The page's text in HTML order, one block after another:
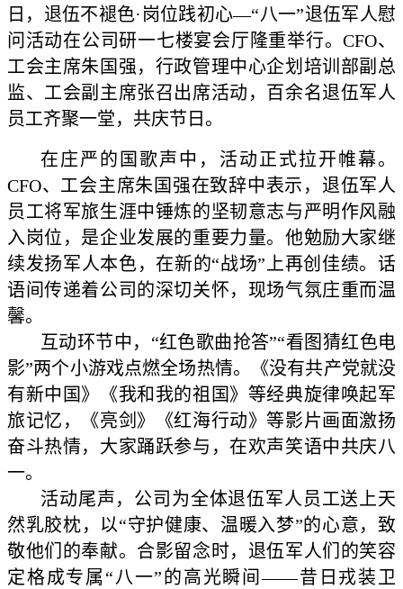
日，退伍不褪色·岗位践初心—“八一”退伍军人慰
问活动在公司研一七楼宴会厅隆重举行。CFO、
工会主席朱国强，行政管理中心企划培训部副总
监、工会副主席张召出席活动，百余名退伍军人
员工齐聚一堂，共庆节日。
在庄严的国歌声中，活动正式拉开帷幕。
CFO、工会主席朱国强在致辞中表示，退伍军人
员工将军旅生涯中锤炼的坚韧意志与严明作风融
入岗位，是企业发展的重要力量。他勉励大家继
续发扬军人本色，在新的“战场”上再创佳绩。话
语间传递着公司的深切关怀，现场气氛庄重而温
馨。
互动环节中，“红色歌曲抢答”“看图猜红色电
影”两个小游戏点燃全场热情。《没有共产党就没
有新中国》《我和我的祖国》等经典旋律唤起军
旅记忆，《亮剑》《红海行动》等影片画面激扬
奋斗热情，大家踊跃参与，在欢声笑语中共庆八
一。
活动尾声，公司为全体退伍军人员工送上天
然乳胶枕，以“守护健康、温暖入梦”的心意，致
敬他们的奉献。合影留念时，退伍军人们的笑容
定格成专属“八一”的高光瞬间——昔日戎装卫